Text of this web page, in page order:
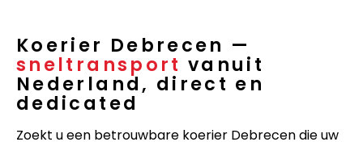
Koerier Debrecen —
sneltransport vanuit
Nederland, direct en
dedicated
Zoekt u een betrouwbare koerier Debrecen die uw